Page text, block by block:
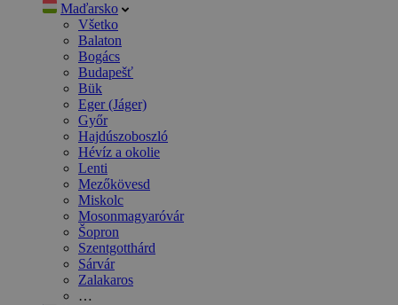
Maďarsko
Všetko
Balaton
Bogács
Budapešť
Bük
Eger (Jáger)
Győr
Hajdúszoboszló
Hévíz a okolie
Lenti
Mezőkövesd
Miskolc
Mosonmagyaróvár
Šopron
Szentgotthárd
Sárvár
Zalakaros
…